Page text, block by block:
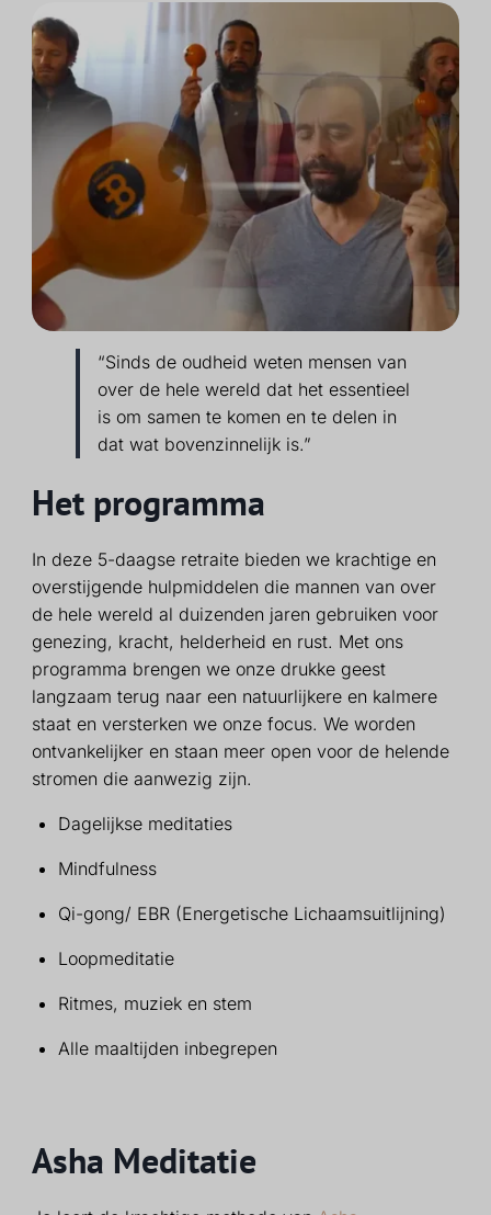
“Sinds de oudheid weten mensen van
over de hele wereld dat het essentieel
is om samen te komen en te delen in
dat wat bovenzinnelijk is.”
Het programma
In deze 5-daagse retraite bieden we krachtige en
overstijgende hulpmiddelen die mannen van over
de hele wereld al duizenden jaren gebruiken voor
genezing, kracht, helderheid en rust. Met ons
programma brengen we onze drukke geest
langzaam terug naar een natuurlijkere en kalmere
staat en versterken we onze focus. We worden
ontvankelijker en staan meer open voor de helende
stromen die aanwezig zijn.
Dagelijkse meditaties
Mindfulness
Qi-gong/ EBR (Energetische Lichaamsuitlijning)
Loopmeditatie
Ritmes, muziek en stem
Alle maaltijden inbegrepen
Asha Meditatie